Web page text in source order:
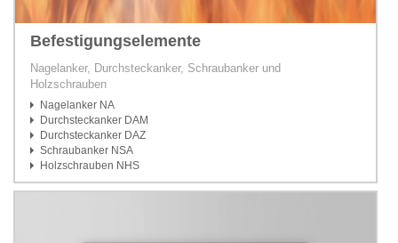
Befestigungselemente
Nagelanker, Durchsteckanker, Schraubanker und
Holzschrauben
Nagelanker NA
Durchsteckanker DAM
Durchsteckanker DAZ
Schraubanker NSA
Holzschrauben NHS